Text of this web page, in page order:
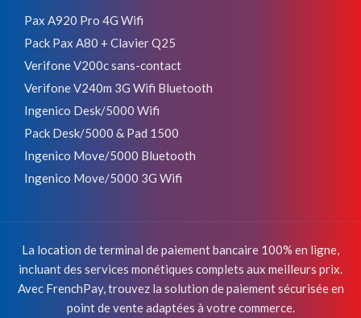
Pax A920 Pro 4G Wifi
Pack Pax A80 + Clavier Q25
Verifone V200c sans-contact
Verifone V240m 3G Wifi Bluetooth
Ingenico Desk/5000 Wifi
Pack Desk/5000 & Pad 1500
Ingenico Move/5000 Bluetooth
Ingenico Move/5000 3G Wifi
La location de terminal de paiement bancaire 100% en ligne,
incluant des services monétiques complets aux meilleurs prix.
Avec FrenchPay, trouvez la solution de paiement sécurisée en
point de vente adaptées à votre commerce.